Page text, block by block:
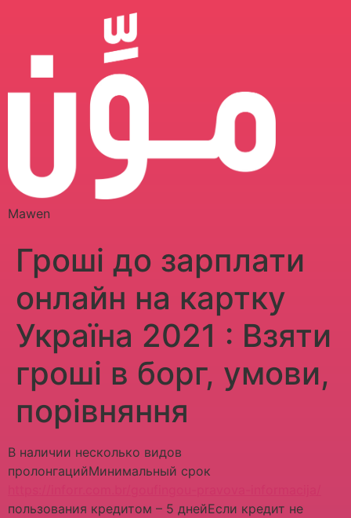
Mawen
Гроші до зарплати
онлайн на картку
Україна 2021 : Взяти
гроші в борг, умови,
порівняння
В наличии несколько видов
пролонгацийМинимальный срок
пользования кредитом – 5 днейЕсли кредит не